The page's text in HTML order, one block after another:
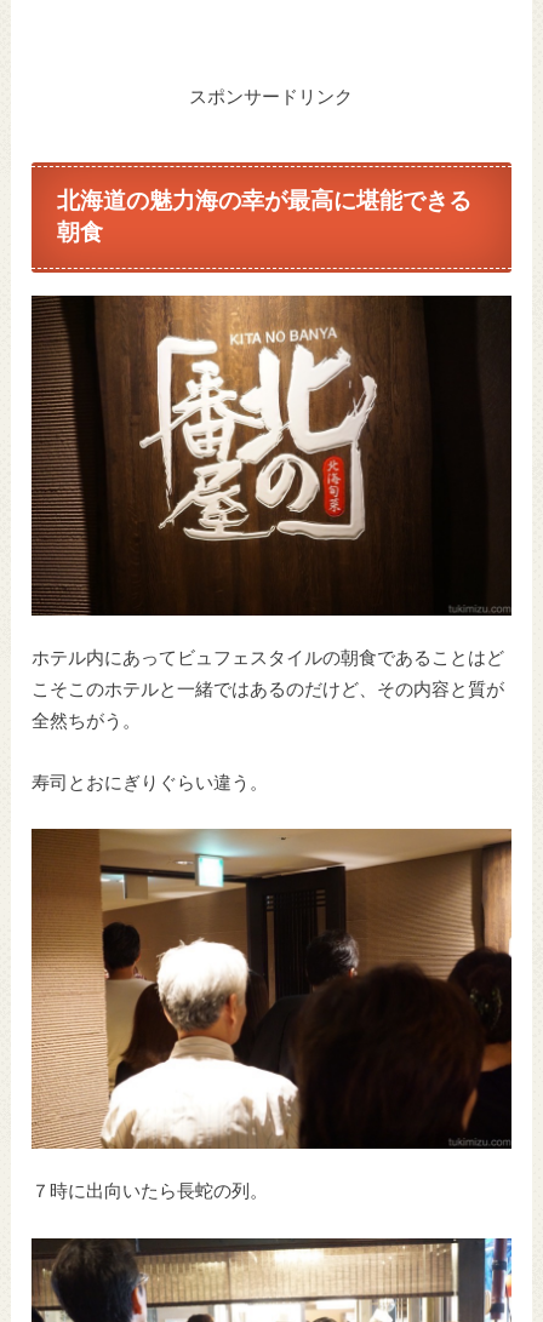
スポンサードリンク
北海道の魅力海の幸が最高に堪能できる
朝食
ホテル内にあってビュフェスタイルの朝食であることはど
こそこのホテルと一緒ではあるのだけど、その内容と質が
全然ちがう。
寿司とおにぎりぐらい違う。
７時に出向いたら長蛇の列。